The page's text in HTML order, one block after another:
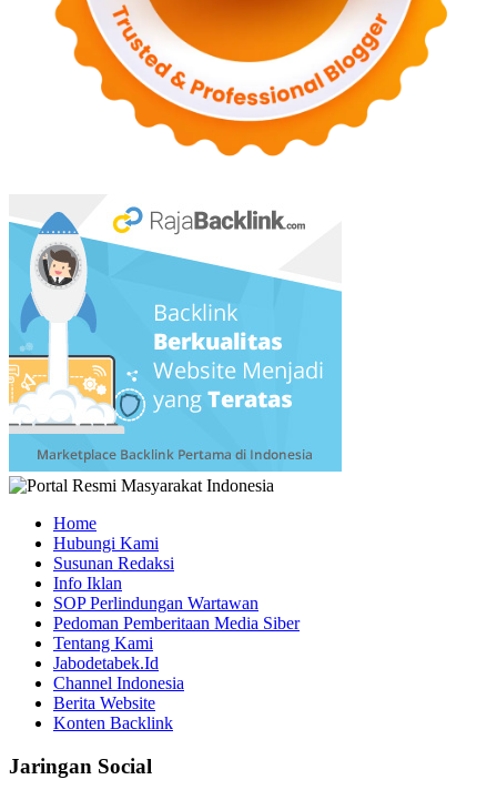
Home
Hubungi Kami
Susunan Redaksi
Info Iklan
SOP Perlindungan Wartawan
Pedoman Pemberitaan Media Siber
Tentang Kami
Jabodetabek.Id
Channel Indonesia
Berita Website
Konten Backlink
Jaringan Social